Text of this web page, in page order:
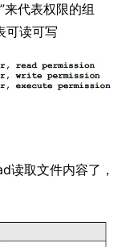
来代表权限的组
可读可写
读取文件内容了，